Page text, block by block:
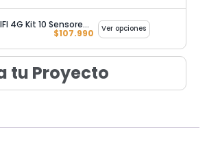
Alarma WIFI 4G Kit 10 Sensores Mag + 1 Sensor Mov
$107.990 Ver opciones
tu Proyecto